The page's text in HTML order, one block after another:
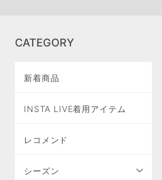
CATEGORY
新着商品
INSTA LIVE着用アイテム
レコメンド
シーズン